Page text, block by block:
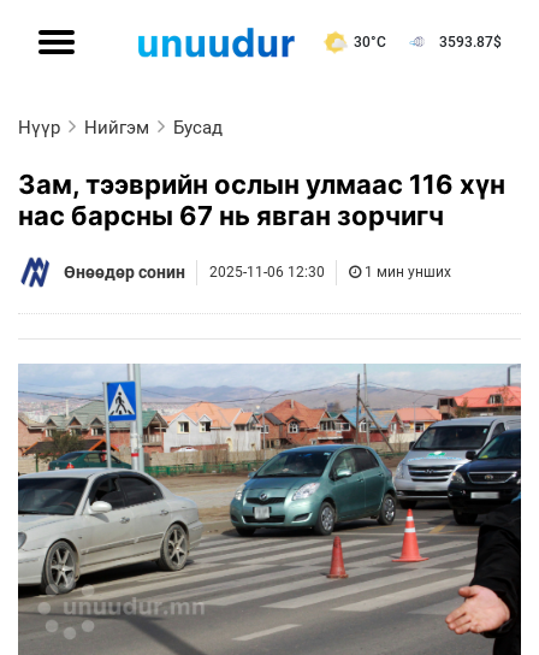
30°C 3593.87$
Нүүр Нийгэм Бусад
Зам, тээврийн ослын улмаас 116 хүн
нас барсны 67 нь явган зорчигч
Өнөөдөр сонин 2025-11-06 12:30 1 мин унших